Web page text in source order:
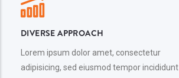
DIVERSE APPROACH
Lorem ipsum dolor amet, consectetur
adipisicing, sed eiusmod tempor incididunt